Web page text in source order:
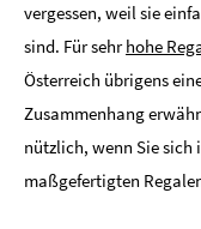
vergessen, weil sie
sind. Für sehrhohe
Österreich übrigens
Zusammenhang
nützlich, wenn Sie sich
maßgefertigten